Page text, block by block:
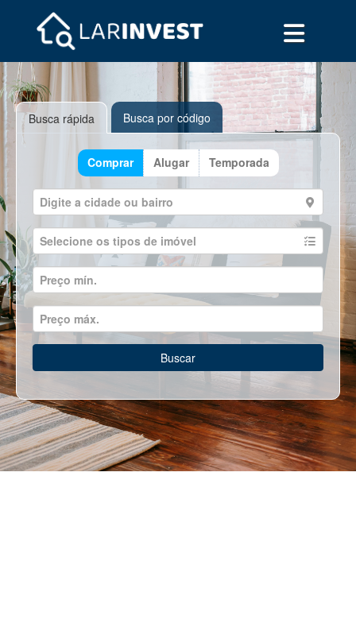
Busca rápida Busca por código
Comprar Alugar Temporada